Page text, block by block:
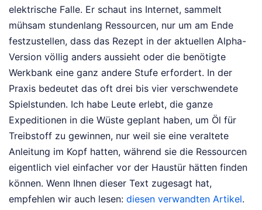
elektrische Falle. Er schaut ins Internet, sammelt
mühsam stundenlang Ressourcen, nur um am Ende
festzustellen, dass das Rezept in der aktuellen Alpha-
Version völlig anders aussieht oder die benötigte
Werkbank eine ganz andere Stufe erfordert. In der
Praxis bedeutet das oft drei bis vier verschwendete
Spielstunden. Ich habe Leute erlebt, die ganze
Expeditionen in die Wüste geplant haben, um Öl für
Treibstoff zu gewinnen, nur weil sie eine veraltete
Anleitung im Kopf hatten, während sie die Ressourcen
eigentlich viel einfacher vor der Haustür hätten finden
können. Wenn Ihnen dieser Text zugesagt hat,
empfehlen wir auch lesen: diesen verwandten Artikel.